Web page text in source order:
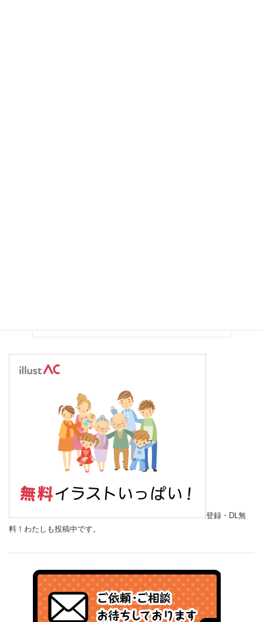
登録・DL無
料！わたしも投稿中です。